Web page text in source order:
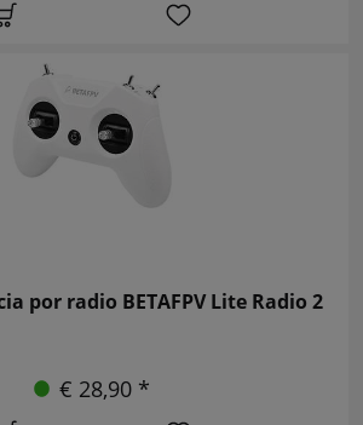
por radio BETAFPV Lite Radio 2
€ 28,90 *